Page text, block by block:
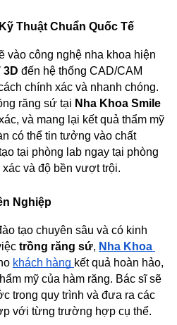
Thuật Chuẩn Quốc Tế
vào công nghệ nha khoa hiện
3D đến hệ thống CAD/CAM
chính xác và nhanh chóng.
răng sứ tại Nha Khoa Smile
và mang lại kết quả thẩm mỹ
có thể tin tưởng vào chất
tại phòng lab ngay tại phòng
và độ bền vượt trội.
Nghiệp
tạo chuyên sâu và có kinh
trồng răng sứ, Nha Khoa
khách hàng kết quả hoàn hảo,
mỹ của hàm răng. Bác sĩ sẽ
trong quy trình và đưa ra các
với từng trường hợp cụ thể.